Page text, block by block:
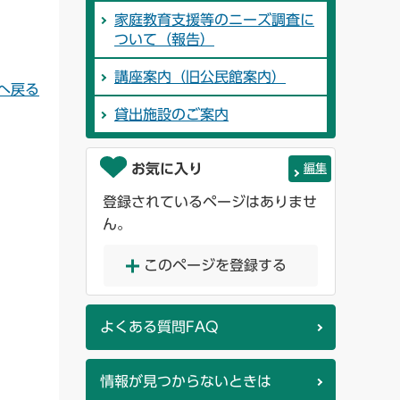
戻る
家庭教育支援等のニーズ調査に
ついて（報告）
講座案内（旧公民館案内）
貸出施設のご案内
お気に入り 編集
登録されているページはありませ
ん。
このページを登録する
よくある質問FAQ
情報が見つからないときは